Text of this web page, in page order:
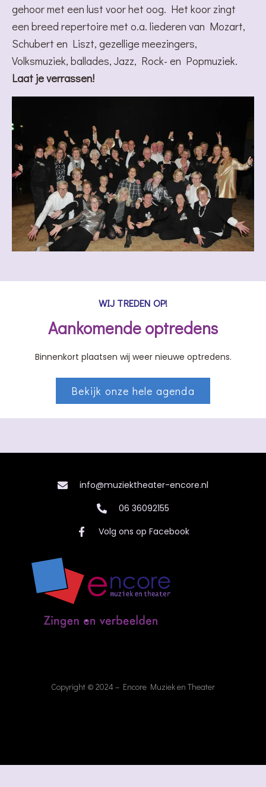
gehoor met een lust voor het oog. Het koor zingt
een breed repertoire met o.a. liederen van Mozart,
Schubert en Liszt, gezellige meezingers,
Volksmuziek, ballades, Jazz, Rock- en Popmuziek.
Laat je verrassen!
WIJ TREDEN OP!
Aankomende optredens
Binnenkort plaatsen wij weer nieuwe optredens.
Bekijk onze hele agenda
info@muziektheater-encore.nl
06 36092155
Volg ons op Facebook
Copyright © 2024 – Encore Muziek en Theater